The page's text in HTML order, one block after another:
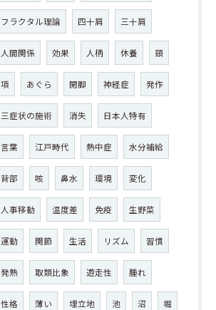
フラクタル理論 四十肩 三十肩
人間関係 効果 人柄 休養 頸
項 あぐら 開脚 神経症 発作
三症状の施術 消失 日本人特有
言葉 江戸時代 熱中症 水分補給
背部 咳 鼻水 環境 変化
人事移動 温度差 免疫 生野菜
運動 関節 生活 リズム 習慣
発熱 取類比象 遊走性 腫れ
性格 薄い 埋立地 池 沼 堀